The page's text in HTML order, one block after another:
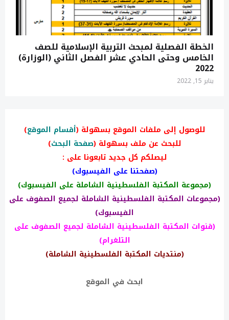
الخطة الفصلية لمبحث التربية الإسلامية للصف
الخامس وحتى الحادي عشر الفصل الثاني (الوزارة)
2022
يناير 15, 2022
للوصول إلى ملفات الموقع بسهولة (أقسام الموقع)
للبحث عن ملف بسهولة (صفحة البحث)
ليصلكم كل جديد تابعونا على :
(صفحتنا على الفيسبوك)
(مجموعة المكتبة الفلسطينية الشاملة على الفيسبوك)
(مجموعات المكتبة الفلسطينية الشاملة لجميع الصفوف على
الفيسبوك)
(قنوات المكتبة الفلسطينية الشاملة لجميع الصفوف على
التلغرام)
(منتديات المكتبة الفلسطينية الشاملة)
ابحث في الموقع